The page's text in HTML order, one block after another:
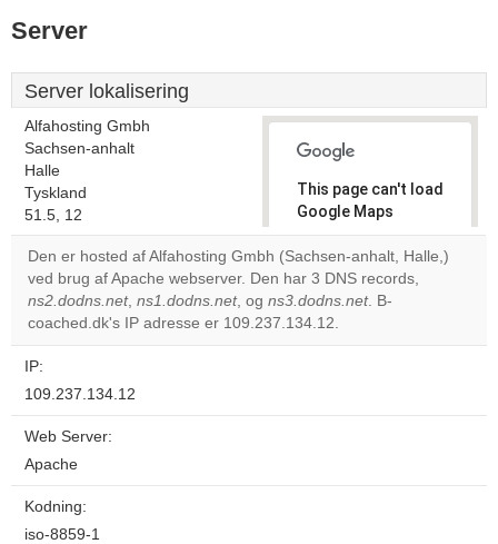
Server
Server lokalisering
Alfahosting Gmbh
Sachsen-anhalt
Halle
Tyskland
51.5, 12
This page can't load
Google Maps
correctly.
Do you
own this
website?
Den er hosted af Alfahosting Gmbh (Sachsen-anhalt, Halle,)
ved brug af Apache webserver. Den har 3 DNS records,
ns2.dodns.net, ns1.dodns.net, og ns3.dodns.net. B-
coached.dk's IP adresse er 109.237.134.12.
IP:
109.237.134.12
Web Server:
Apache
Kodning:
iso-8859-1